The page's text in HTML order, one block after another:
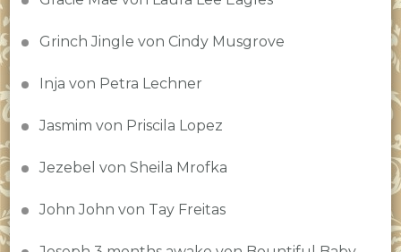
Grinch Jingle von Cindy Musgrove
Inja von Petra Lechner
Jasmim von Priscila Lopez
Jezebel von Sheila Mrofka
John John von Tay Freitas